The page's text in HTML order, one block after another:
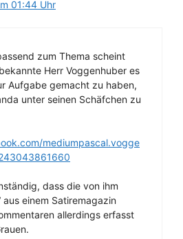
01:44 Uhr
zum Thema scheint
Herr Voggenhuber es
Aufgabe gemacht zu haben,
unter seinen Schäfchen zu
mediumpascal.vogge
dass die von ihm
aus einem Satiremagazin
allerdings erfasst